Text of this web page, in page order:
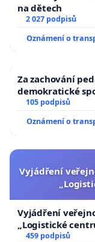
na dětech
2 027 podpisů
Oznámení o
Za zachování
demokratické
105 podpisů
Oznámení o
Vyjádření
Vyjádření
„Logistické
459 podpisů